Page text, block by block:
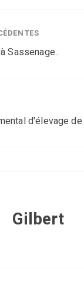
Sassenage..
d'élevage
Gilbert